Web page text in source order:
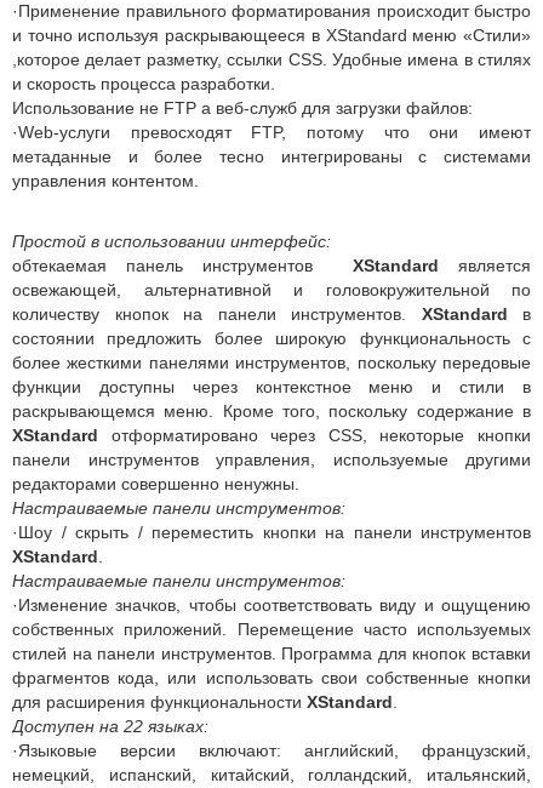
·Применение правильного форматирования происходит быстро
и точно используя раскрывающееся в XStandard меню «Стили»
,которое делает разметку, ссылки CSS. Удобные имена в стилях
и скорость процесса разработки.
Использование не FTP а веб-служб для загрузки файлов:
·Web-услуги превосходят FTP, потому что они имеют
метаданные и более тесно интегрированы с системами
управления контентом.
Простой в использовании интерфейс:
обтекаемая панель инструментов XStandard является
освежающей, альтернативной и головокружительной по
количеству кнопок на панели инструментов. XStandard в
состоянии предложить более широкую функциональность с
более жесткими панелями инструментов, поскольку передовые
функции доступны через контекстное меню и стили в
раскрывающемся меню. Кроме того, поскольку содержание в
XStandard отформатировано через CSS, некоторые кнопки
панели инструментов управления, используемые другими
редакторами совершенно ненужны.
Настраиваемые панели инструментов:
·Шоу / скрыть / переместить кнопки на панели инструментов
XStandard
Настраиваемые панели инструментов:
·Изменение значков, чтобы соответствовать виду и ощущению
собственных приложений. Перемещение часто используемых
стилей на панели инструментов. Программа для кнопок вставки
фрагментов кода, или использовать свои собственные кнопки
для расширения функциональности XStandard
Доступен на 22 языках:
·Языковые версии включают: английский, французский,
немецкий, испанский, китайский, голландский, итальянский,